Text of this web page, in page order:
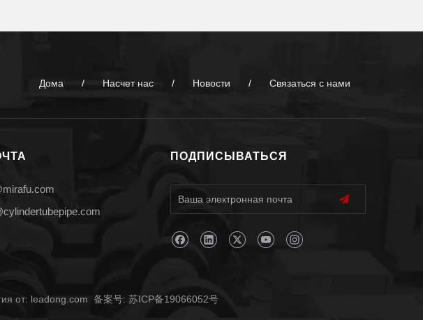
Дома / Насчет нас / Новости / Связаться с нами
ПОДПИСЫВАТЬСЯ
от: leadong.com 备案号: 苏ICP备19066052号